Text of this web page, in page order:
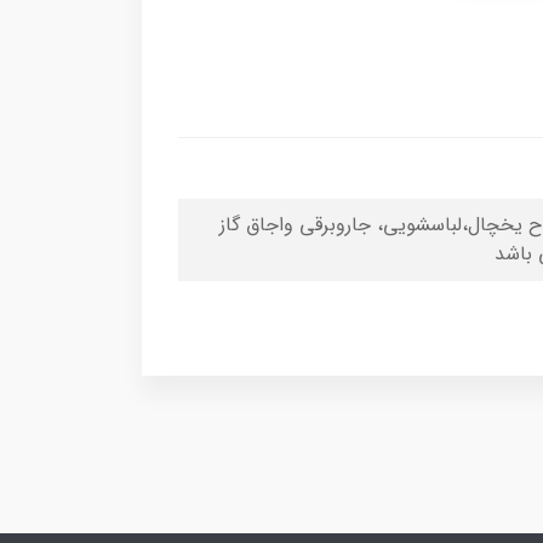
جاروبرقی واجاق گاز
باشد